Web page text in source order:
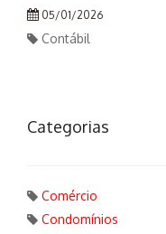
05/01/2026
Contábil
Categorias
Comércio
Condomínios